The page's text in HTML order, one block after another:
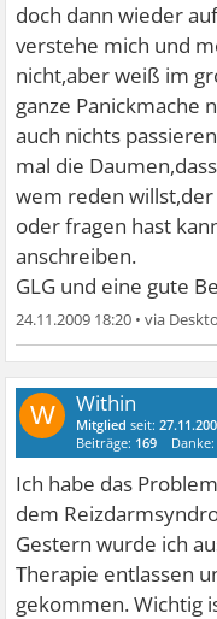
doch dann wieder
verstehe mich und
nicht,aber weiß im
ganze Panickmache
auch nichts
mal die
wem reden
oder fragen hast
anschreiben.
GLG und eine gute
24.11.2009 18:20 •
W Within
Mitglied seit:
Beiträge: 169
Ich habe das
dem
Gestern wurde ich
Therapie entlassen
gekommen. Wichtig